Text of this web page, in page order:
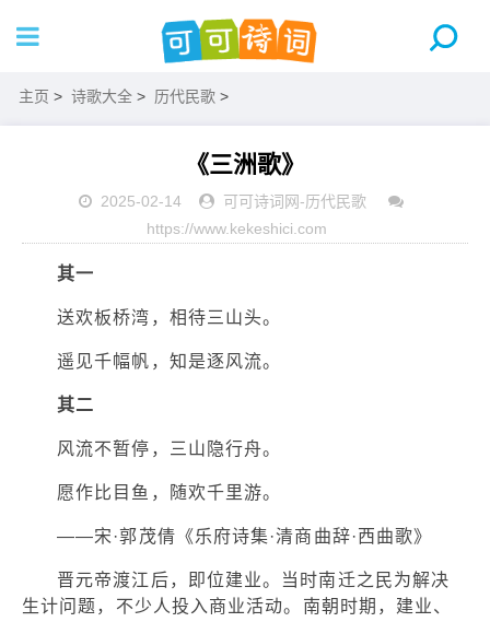
主页 > 诗歌大全 > 历代民歌 >
《三洲歌》
2025-02-14 可可诗词网-历代民歌
https://www.kekeshici.com
其一
送欢板桥湾，相待三山头。
遥见千幅帆，知是逐风流。
其二
风流不暂停，三山隐行舟。
愿作比目鱼，随欢千里游。
——宋·郭茂倩《乐府诗集·清商曲辞·西曲歌》
晋元帝渡江后，即位建业。当时南迁之民为解决
生计问题，不少人投入商业活动。南朝时期，建业、